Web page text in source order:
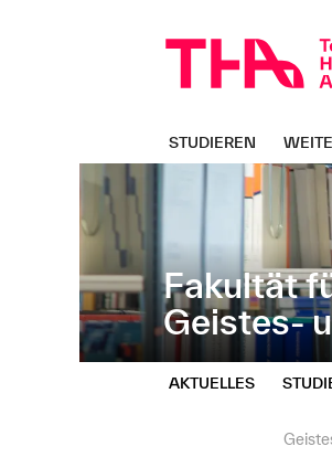
überspringen
Fakultät
Geistes-
STUDIEREN
AKTUELLES